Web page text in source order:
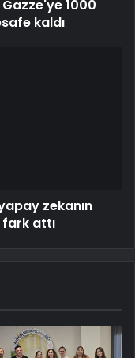
1000
kaldı
zekanın
attı